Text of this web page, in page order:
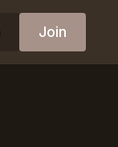
Join